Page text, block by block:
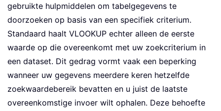
gebruikte hulpmiddelen om tabelgegevens te
doorzoeken op basis van een specifiek criterium.
Standaard haalt VLOOKUP echter alleen de eerste
waarde op die overeenkomt met uw zoekcriterium in
een dataset. Dit gedrag vormt vaak een beperking
wanneer uw gegevens meerdere keren hetzelfde
zoekwaardebereik bevatten en u juist de laatste
overeenkomstige invoer wilt ophalen. Deze behoefte